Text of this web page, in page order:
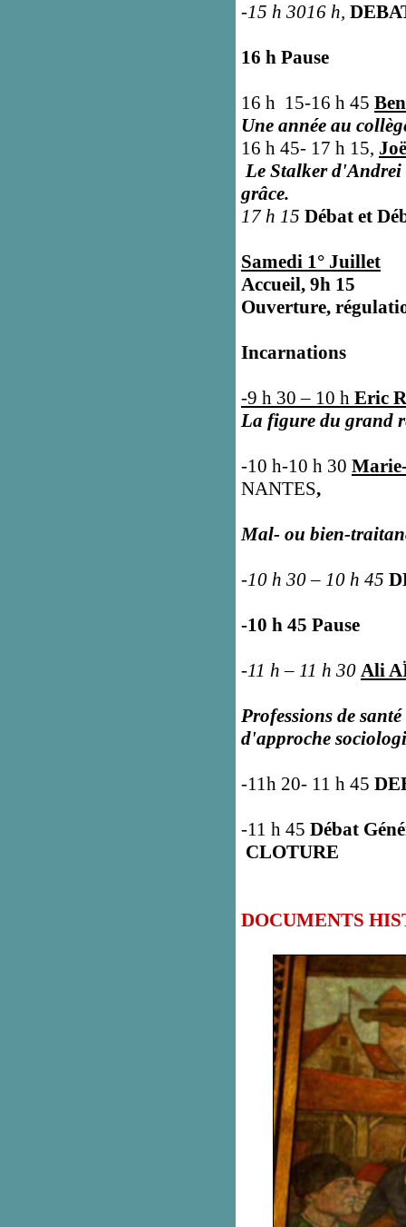
-15 h 3016 h,
16 h Pause
16 h 15-16 h 45
Une année au
16 h 45- 17 h 15,
Le Stalker d'Andrei
grâce.
17 h 15 Débat et
Samedi 1° Juillet
Accueil, 9h 15
Ouverture,
Incarnations
-9 h 30 – 10 h Eric
La figure du grand
-10 h-10 h 30
NANTES,
Mal- ou bien-
-10 h 30 – 10 h 45
-10 h 45 Pause
-11 h – 11 h 30 Ali
Professions de
d'approche
-11h 20- 11 h 45
-11 h 45 Débat
CLOTURE
DOCUMENTS